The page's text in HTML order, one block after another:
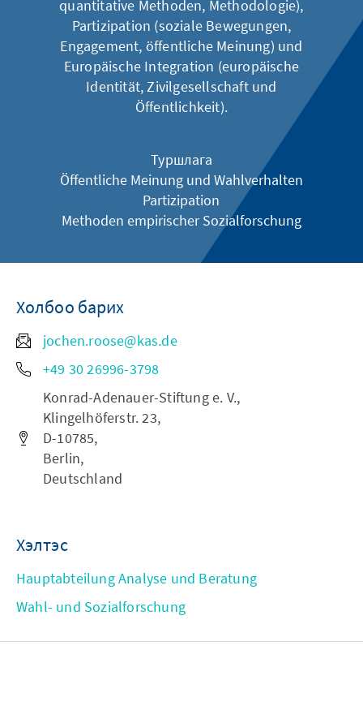
quantitative Methoden, Methodologie),
Partizipation (soziale Bewegungen,
Engagement, öffentliche Meinung) und
Europäische Integration (europäische
Identität, Zivilgesellschaft und
Öffentlichkeit).
Туршлага
Öffentliche Meinung und Wahlverhalten
Partizipation
Methoden empirischer Sozialforschung
Холбоо барих
jochen.roose@kas.de
+49 30 26996-3798
Konrad-Adenauer-Stiftung e. V.,
Klingelhöferstr. 23,
D-10785,
Berlin,
Deutschland
Хэлтэс
Hauptabteilung Analyse und Beratung
Wahl- und Sozialforschung